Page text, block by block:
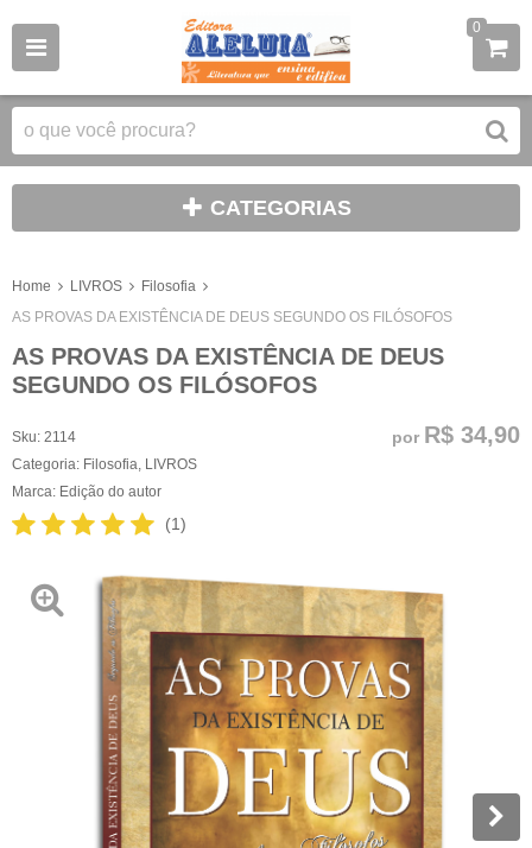
0
CATEGORIAS
Home LIVROS
Filosofia
AS PROVAS DA EXISTÊNCIA DE DEUS SEGUNDO OS FILÓSOFOS
AS PROVAS DA EXISTÊNCIA DE DEUS
SEGUNDO OS FILÓSOFOS
Sku: 2114
Categoria: Filosofia LIVROS
Marca: Edição do autor
(1)
por R$ 34,90